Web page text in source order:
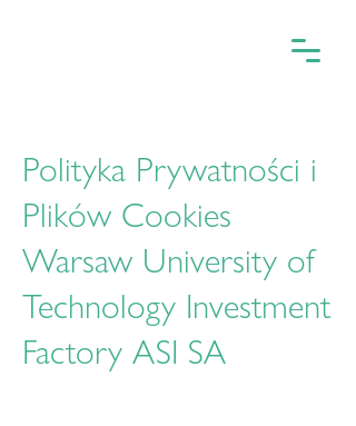
Polityka Prywatności i
Plików Cookies
Warsaw University of
Technology Investment
Factory ASI SA